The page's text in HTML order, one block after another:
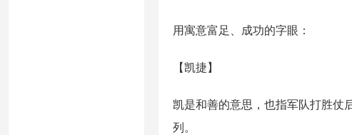
用寓意富足、成功的字眼：
【凯捷】
凯是和善的意思，也指军队打胜仗
列。